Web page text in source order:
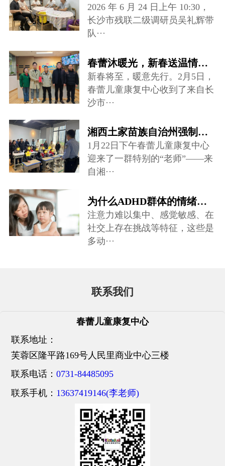
2026 年 6 月 24 日上午 10:30，
长沙市残联二级调研员吴礼辉带
队···
春蕾沐暖光，新春送温情——爱心慰问走进儿童康复中心
新春将至，暖意先行。2月5日，
春蕾儿童康复中心收到了来自长
沙市···
湘西土家苗族自治州强制隔离戒毒所禁毒宣讲团队来到春蕾儿童康复中心···
1月22日下午春蕾儿童康复中心
迎来了一群特别的“老师”——来
自湘···
为什么ADHD群体的情绪调节存在很大困难？
注意力难以集中、感觉敏感、在
社交上存在挑战等特征，这些是
多动···
联系我们
春蕾儿童康复中心
联系地址：
芙蓉区隆平路169号人民里商业中心三楼
联系电话：0731-84485095
联系手机： 13637419146(李老师)